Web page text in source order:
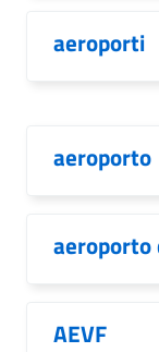
aeroporti
aeroporto
aeroporto
AEVF